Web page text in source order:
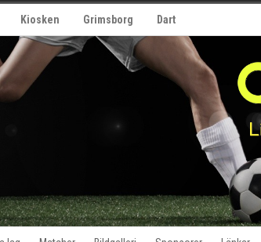
Kiosken Grimsborg Dart